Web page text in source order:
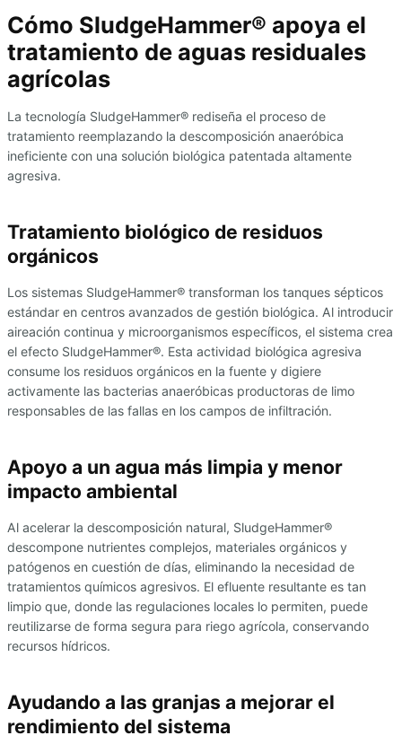
Cómo SludgeHammer® apoya el
tratamiento de aguas residuales
agrícolas
La tecnología SludgeHammer® rediseña el proceso de
tratamiento reemplazando la descomposición anaeróbica
ineficiente con una solución biológica patentada altamente
agresiva.
Tratamiento biológico de residuos
orgánicos
Los sistemas SludgeHammer® transforman los tanques sépticos
estándar en centros avanzados de gestión biológica. Al introducir
aireación continua y microorganismos específicos, el sistema crea
el efecto SludgeHammer®. Esta actividad biológica agresiva
consume los residuos orgánicos en la fuente y digiere
activamente las bacterias anaeróbicas productoras de limo
responsables de las fallas en los campos de infiltración.
Apoyo a un agua más limpia y menor
impacto ambiental
Al acelerar la descomposición natural, SludgeHammer®
descompone nutrientes complejos, materiales orgánicos y
patógenos en cuestión de días, eliminando la necesidad de
tratamientos químicos agresivos. El efluente resultante es tan
limpio que, donde las regulaciones locales lo permiten, puede
reutilizarse de forma segura para riego agrícola, conservando
recursos hídricos.
Ayudando a las granjas a mejorar el
rendimiento del sistema